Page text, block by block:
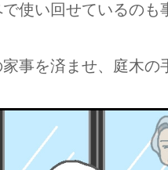
で使い回せているのも
事を済ませ、庭木の